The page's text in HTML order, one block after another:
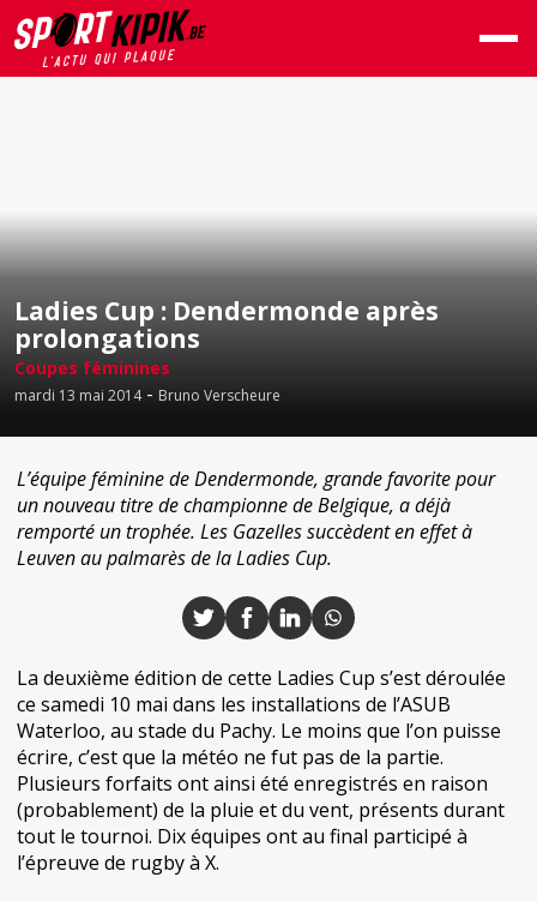
Ladies Cup : Dendermonde après
prolongations
Coupes féminines
mardi 13 mai 2014- Bruno Verscheure
L’équipe féminine de Dendermonde, grande favorite pour
un nouveau titre de championne de Belgique, a déjà
remporté un trophée. Les Gazelles succèdent en effet à
Leuven au palmarès de la Ladies Cup.
La deuxième édition de cette Ladies Cup s’est déroulée
ce samedi 10 mai dans les installations de l’ASUB
Waterloo, au stade du Pachy. Le moins que l’on puisse
écrire, c’est que la météo ne fut pas de la partie.
Plusieurs forfaits ont ainsi été enregistrés en raison
(probablement) de la pluie et du vent, présents durant
tout le tournoi. Dix équipes ont au final participé à
l’épreuve de rugby à X.